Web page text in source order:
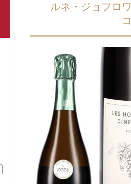
ルネ・ジョフロ